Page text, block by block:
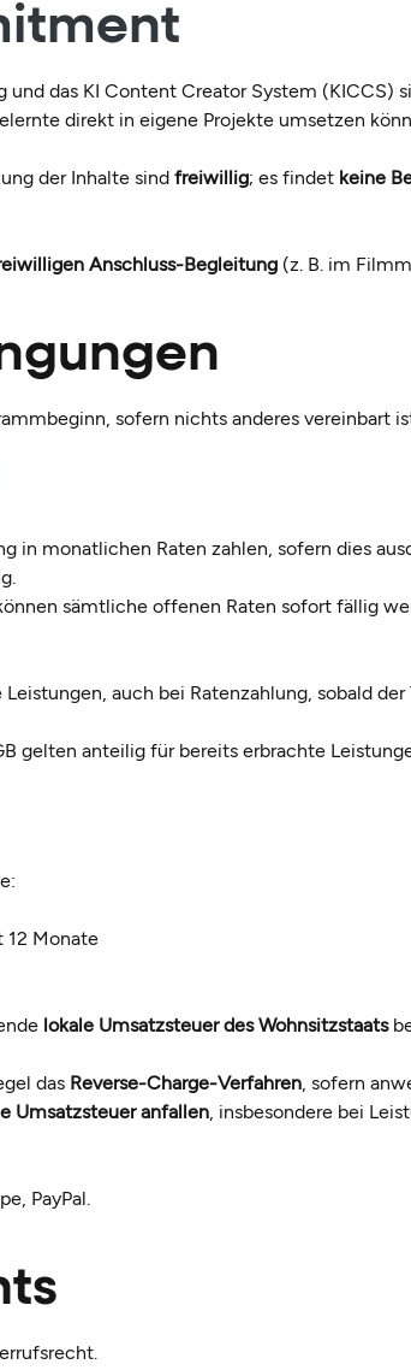
das KI Content Creator System (KICCS)
direkt in eigene Projekte umsetzen
der Inhalte sind freiwillig; es findet keine
Anschluss-Begleitung (z. B. im
sofern nichts anderes vereinbart
in monatlichen Raten zahlen, sofern dies
sämtliche offenen Raten sofort fällig
auch bei Ratenzahlung, sobald
gelten anteilig für bereits erbrachte
12 Monate
lokale Umsatzsteuer des Wohnsitzstaats
das Reverse-Charge-Verfahren , sofern
Umsatzsteuer anfallen , insbesondere bei
PayPal.